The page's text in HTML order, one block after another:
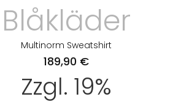
Blåkläder
Multinorm Sweatshirt
189,90 €
Zzgl. 19%